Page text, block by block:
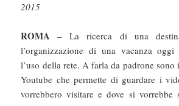
2015
ROMA –La ricerca di una
l’organizzazione di una vacanza oggi
l’uso della rete. A farla da padrone
Youtube che permette di guardare i
vorrebbero visitare e dove si vorrebbe